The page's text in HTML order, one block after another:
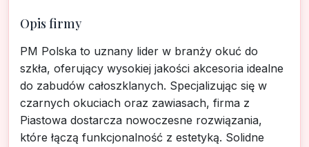
Opis firmy
PM Polska to uznany lider w branży okuć do
szkła, oferujący wysokiej jakości akcesoria idealne
do zabudów całoszklanych. Specjalizując się w
czarnych okuciach oraz zawiasach, firma z
Piastowa dostarcza nowoczesne rozwiązania,
które łączą funkcjonalność z estetyką. Solidne